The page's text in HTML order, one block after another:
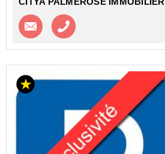
Contacter l'agence